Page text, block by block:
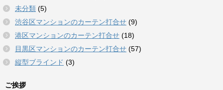
未分類 (5)
渋谷区マンションのカーテン打合せ (9)
港区マンションのカーテン打合せ (18)
目黒区マンションのカーテン打合せ (57)
縦型ブラインド (3)
ご挨拶